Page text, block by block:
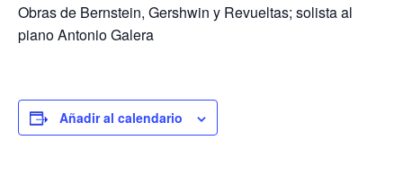
Obras de Bernstein, Gershwin y Revueltas; solista al
piano Antonio Galera
Añadir al calendario